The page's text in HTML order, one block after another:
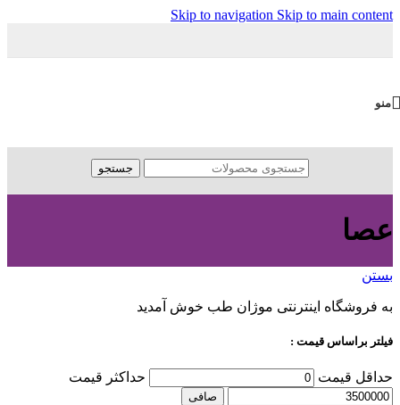
Skip to navigation Skip to main content
منو
جستجو
عصا
بستن
به فروشگاه اینترنتی موژان طب خوش آمدید
فیلتر براساس قیمت :
حداقل قیمت حداكثر قيمت
صافی